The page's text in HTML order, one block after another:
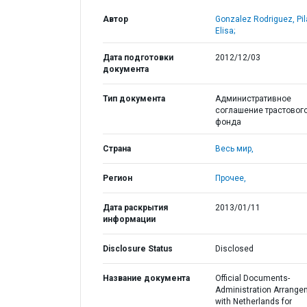
Автор
Gonzalez Rodriguez,
Elisa;
Дата подготовки
документа
2012/12/03
Тип документа
Административное
соглашение
фонда
Страна Весь мир,
Регион Прочее,
Дата раскрытия
информации
2013/01/11
Disclosure Status Disclosed
Название документа
Official Documents-
Administration
with Netherlands for